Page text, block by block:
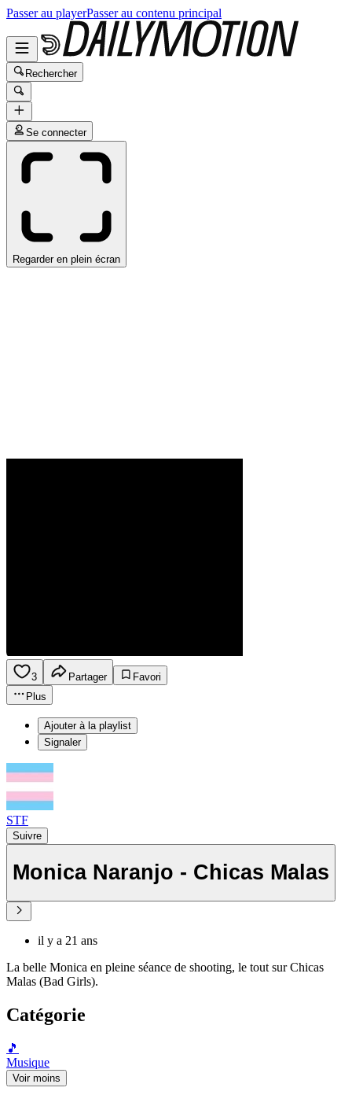
Passer au playerPasser au contenu principal
Rechercher
Se connecter
Regarder en plein écran
3 Partager
Favori
Plus
Ajouter à la playlist
Signaler
STF
Suivre
Monica Naranjo - Chicas Malas
il y a 21 ans
La belle Monica en pleine séance de shooting, le tout sur Chicas
Malas (Bad Girls).
Catégorie
🎵
Musique
Voir moins